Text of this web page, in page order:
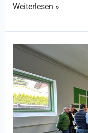
Weiterlesen »
Betriebsführung
Kameradschaftsbund